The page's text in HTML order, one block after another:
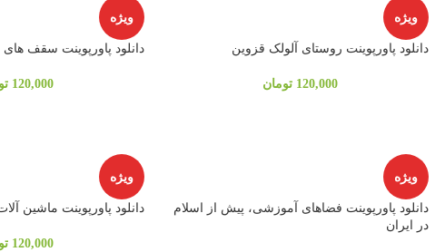
ویژه
دانلود پاورپوینت روستای آلولک قزوین
120,000 تومان
ویژه
دانلود پاورپوینت سقف
120,000
ویژه
دانلود پاورپوینت فضاهای آموزشی، پيش از اسلام
در ايران
ویژه
دانلود پاورپوینت ماشین
120,000